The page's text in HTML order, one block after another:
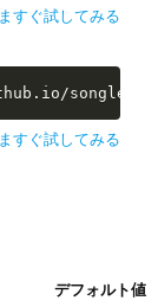
すぐ試してみる
songle-
すぐ試してみる
デフォルト値